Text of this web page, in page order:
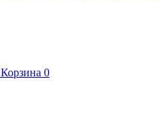
Корзина 0